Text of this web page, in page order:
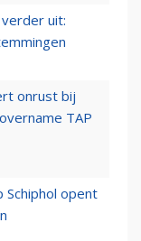
uit:
onrust bij
TAP
Schiphol opent